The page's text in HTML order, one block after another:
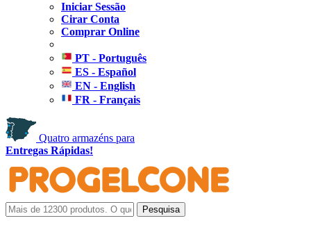
Iniciar Sessão
Cirar Conta
Comprar Online
PT - Português
ES - Español
EN - English
FR - Français
Quatro armazéns para
Entregas Rápidas!